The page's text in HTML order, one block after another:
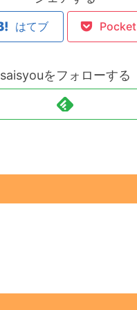
はてブ Pocket
saisyouをフォローする